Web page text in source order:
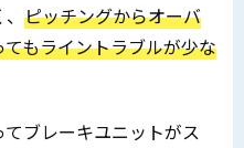
ピッチングからオーバ
もライントラブルが少な
ブレーキユニットがス